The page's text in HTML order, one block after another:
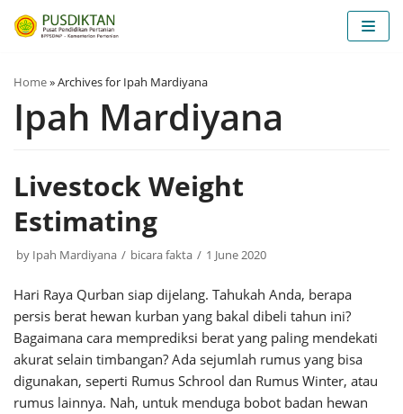
Skip
to
Home»Archives for Ipah Mardiyana
Ipah Mardiyana
Livestock Weight
Estimating
by Ipah Mardiyana bicara fakta 1 June 2020
Hari Raya Qurban siap dijelang. Tahukah Anda, berapa
persis berat hewan kurban yang bakal dibeli tahun ini?
Bagaimana cara memprediksi berat yang paling mendekati
akurat selain timbangan? Ada sejumlah rumus yang bisa
digunakan, seperti Rumus Schrool dan Rumus Winter, atau
rumus lainnya. Nah, untuk menduga bobot badan hewan